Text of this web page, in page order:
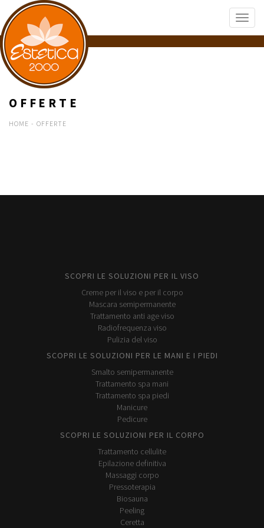
OFFERTE
HOME - OFFERTE
SCOPRI LE SOLUZIONI PER IL VISO
Creme per il viso e per il corpo
Mascara semipermanente
Trattamento anti age viso
Radiofrequenza viso
Pulizia del viso
SCOPRI LE SOLUZIONI PER LE MANI E I PIEDI
Smalto semipermanente
Trattamento spa mani
Trattamento spa piedi
Manicure
Pedicure
SCOPRI LE SOLUZIONI PER IL CORPO
Trattamento cellulite
Epilazione definitiva
Massaggi corpo
Pressoterapia
Biosauna
Peeling
Ceretta